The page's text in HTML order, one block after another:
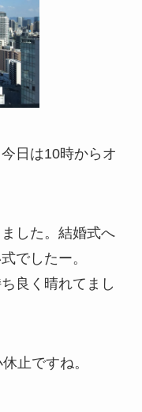
日は10時からオ
した。 結婚式へ
でしたー。
良く晴れてまし
止ですね。